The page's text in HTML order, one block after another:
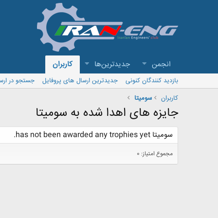
انجمن جدیدترین‌ها کاربران
بازدید کنندگان کنونی جدیدترین ارسال های پروفایل
جستجو در
کاربران
سومیتا
جایزه های اهدا شده به سومیتا
سومیتا has not been awarded any trophies yet.
مجموع امتیاز: 0